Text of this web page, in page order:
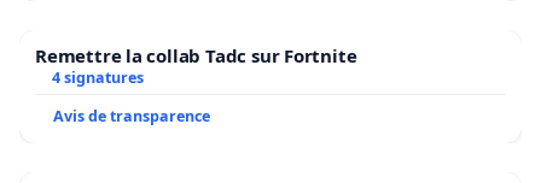
Remettre la collab Tadc sur Fortnite
4 signatures
Avis de transparence